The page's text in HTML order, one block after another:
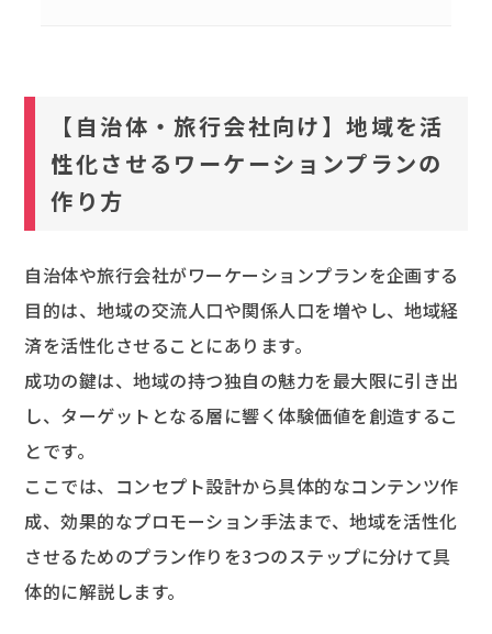
【自治体・旅行会社向け】地域を活
性化させるワーケーションプランの
作り方
自治体や旅行会社がワーケーションプランを企画する
目的は、地域の交流人口や関係人口を増やし、地域経
済を活性化させることにあります。
成功の鍵は、地域の持つ独自の魅力を最大限に引き出
し、ターゲットとなる層に響く体験価値を創造するこ
とです。
ここでは、コンセプト設計から具体的なコンテンツ作
成、効果的なプロモーション手法まで、地域を活性化
させるためのプラン作りを3つのステップに分けて具
体的に解説します。